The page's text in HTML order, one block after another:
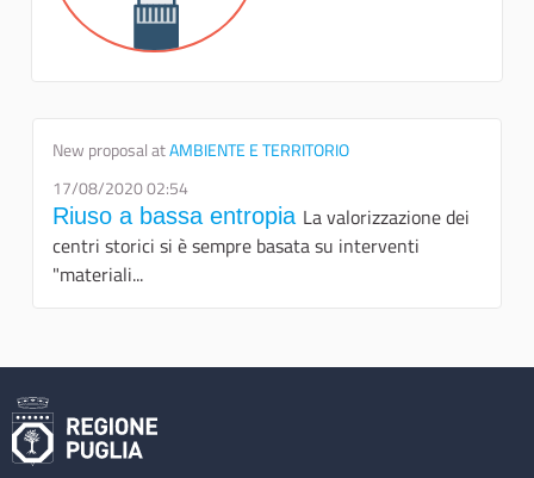
New proposal atAMBIENTE E TERRITORIO
17/08/2020 02:54
Riuso a bassa entropia La valorizzazione dei
centri storici si è sempre basata su interventi
"materiali...